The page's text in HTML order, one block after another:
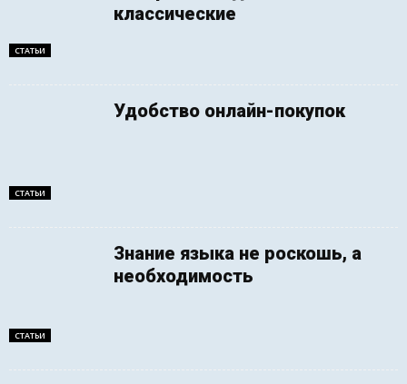
СТАТЬИ
классические
СТАТЬИ
Удобство онлайн-покупок
СТАТЬИ
Знание языка не роскошь, а
необходимость